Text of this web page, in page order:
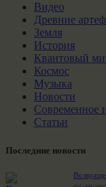
Видео
Древние
Земля
История
Квантовый
Космос
Музыка
Новости
Современное
Статьи
Последние новости